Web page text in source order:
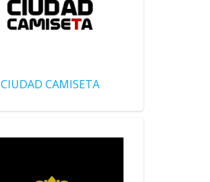
CIUDAD CAMISETA